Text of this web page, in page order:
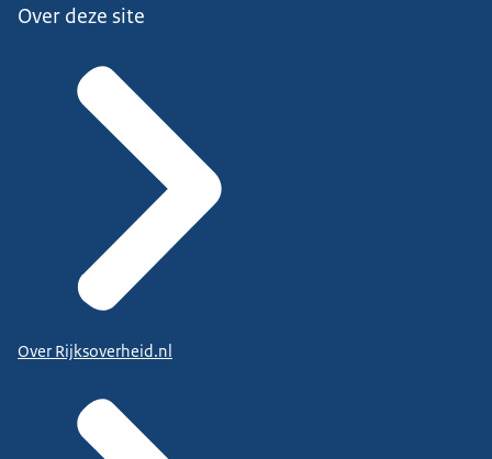
Over deze site
Over Rijksoverheid.nl